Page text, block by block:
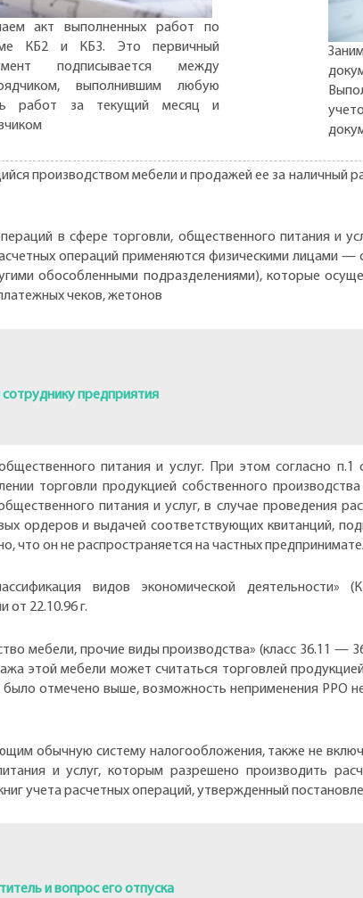
акт выполненных работ по
КБ2 и КБ3. Это первичный
подписывается между
выполнившим любую
работ за текущий месяц и
производством мебели и продажей ее за наличный
в сфере торговли, общественного питания и
операций применяются физическими лицами —
обособленными подразделениями), которые
чеков, жетонов
предприятия
питания и услуг. При этом согласно
торговли продукцией собственного
питания и услуг, в случае проведения
ордеров и выдачей соответствующих квитанций,
что он не распространяется на частных
видов экономической деятельности»
от 22.10.96 г.
мебели, прочие виды производства» (класс 36.11 —
этой мебели может считаться торговлей
отмечено выше, возможность неприменения РРО
обычную систему налогообложения, также не
и услуг, которым разрешено производить
учета расчетных операций, утвержденный
и вопрос его отпуска